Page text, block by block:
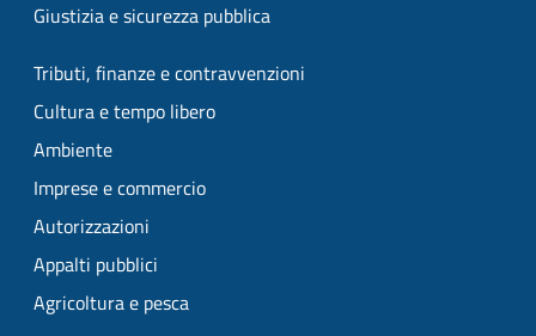
Giustizia e sicurezza pubblica
Tributi, finanze e contravvenzioni
Cultura e tempo libero
Ambiente
Imprese e commercio
Autorizzazioni
Appalti pubblici
Agricoltura e pesca